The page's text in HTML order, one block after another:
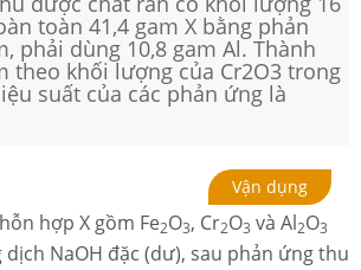
toàn 41,4 gam X bằng phản
phải dùng 10,8 gam Al. Thành
theo khối lượng của Cr2O3 trong
suất của các phản ứng là
Vận dụng
hợp X gồm Fe2O3, Cr2O3 và Al2O3
NaOH đặc (dư), sau phản ứng thu